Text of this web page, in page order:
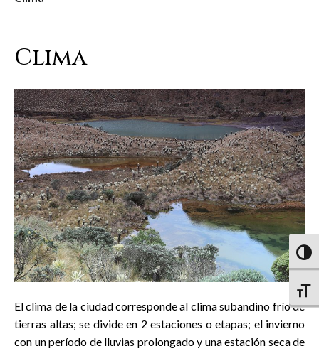
Clima
El clima de la ciudad corresponde al clima subandino frío de
tierras altas; se divide en 2 estaciones o etapas; el invierno
con un período de lluvias prolongado y una estación seca de